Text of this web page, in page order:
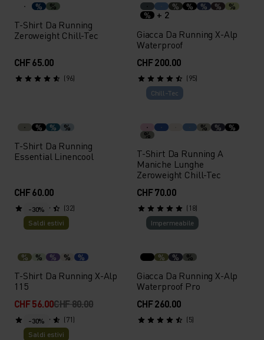
% %
T-Shirt Da Running
Zeroweight Chill-Tec
CHF 65.00
(96)
% % % %
%
%
+ 2
Giacca Da Running X-Alp
Waterproof
CHF 200.00
(95)
% % %
T-Shirt Da Running
Essential Linencool
CHF 60.00
(32)
Chill-Tec
% % %
%
T-Shirt Da Running A
Maniche Lunghe
Zeroweight Chill-Tec
CHF 70.00
(18)
-30%
Saldi estivi
% % % % %
T-Shirt Da Running X-Alp
115
CHF 56.00CHF 80.00
(71)
Impermeabile
% % %
Giacca Da Running X-Alp
Waterproof Pro
CHF 260.00
(5)
-30%
Saldi estivi